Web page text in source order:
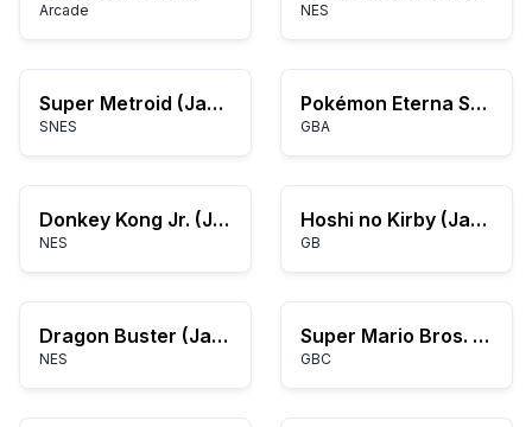
Arcade NES
Super Metroid (Japan, USA) (En,Ja)
SNES
Pokémon Eterna Scintilla
GBA
Donkey Kong Jr. (Japan)
NES
Hoshi no Kirby (Japan) (Rev A)
GB
Dragon Buster (Japan)
NES
Super Mario Bros. Deluxe
GBC